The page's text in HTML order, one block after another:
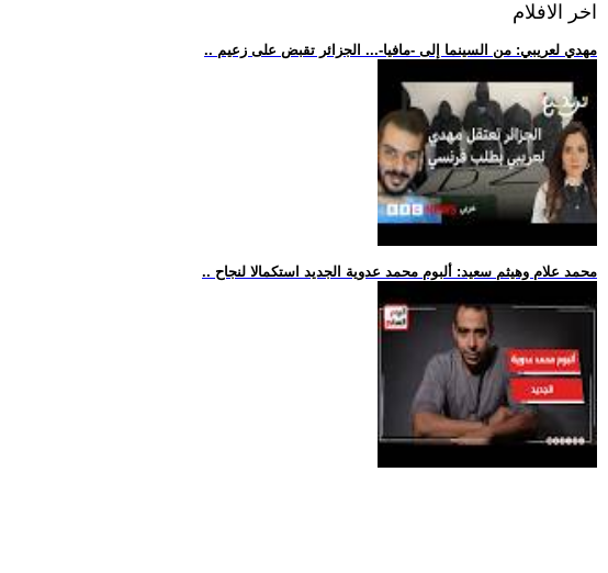
اخر الافلام
.. مهدي لعريبي: من السينما إلى -مافيا-... الجزائر تقبض على زعيم
.. محمد علام وهيثم سعيد: ألبوم محمد عدوية الجديد استكمالا لنجاح